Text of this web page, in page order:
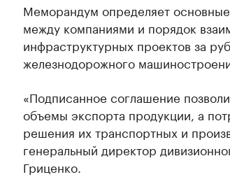
Меморандум определяет
между компаниями и порядок
инфраструктурных проектов за
железнодорожного
«Подписанное соглашение
объемы экспорта продукции, а
решения их транспортных и
генеральный директор
Гриценко.